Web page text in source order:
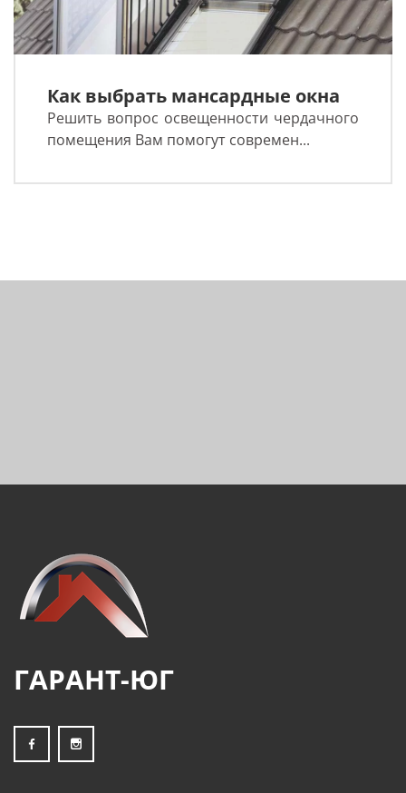
Как выбрать мансардные окна
Решить вопрос освещенности чердачного
помещения Вам помогут современ...
ГАРАНТ-ЮГ